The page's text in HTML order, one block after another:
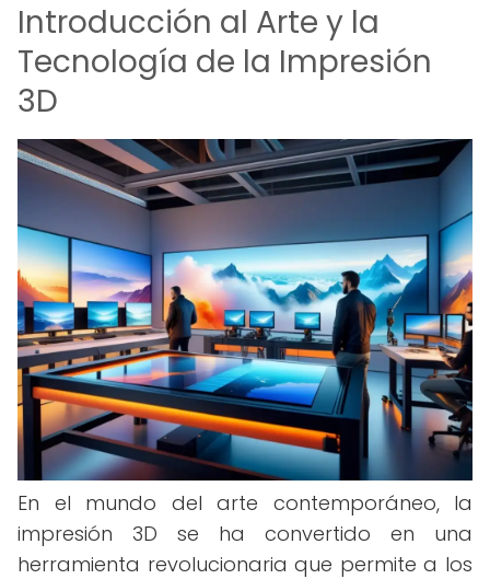
Introducción al Arte y la
Tecnología de la Impresión
3D
En el mundo del arte contemporáneo, la
impresión 3D se ha convertido en una
herramienta revolucionaria que permite a los